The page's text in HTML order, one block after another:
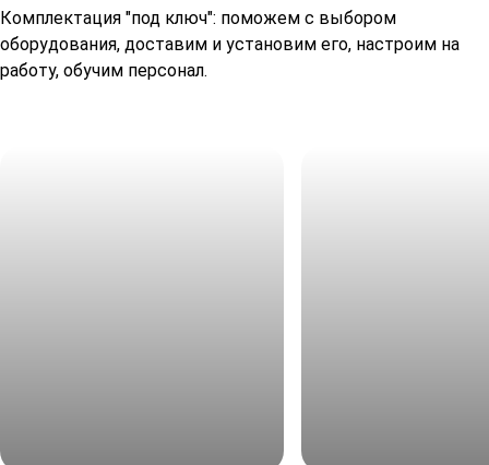
Комплектация "под ключ": поможем с выбором
оборудования, доставим и установим его, настроим на
работу, обучим персонал.